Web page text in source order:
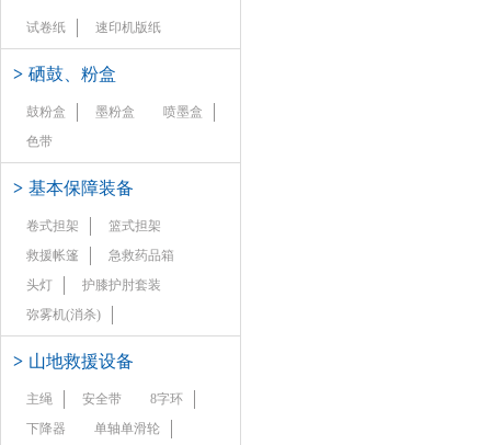
试卷纸 速印机版纸
> 硒鼓、粉盒
鼓粉盒 墨粉盒
喷墨盒
色带
> 基本保障装备
卷式担架
篮式担架
救援帐篷
急救药品箱
头灯
护膝护肘套装
弥雾机(消杀)
> 山地救援设备
主绳 安全带
8字环
下降器
单轴单滑轮